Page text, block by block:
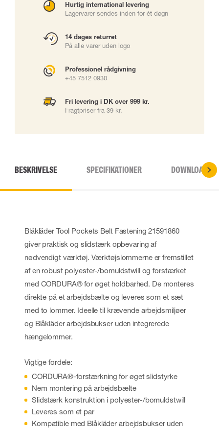
Hurtig international levering
Lagervarer sendes inden for ét døgn
14 dages returret
På alle varer uden logo
Professionel rådgivning
+45 7512 0930
Fri levering i DK over 999 kr.
Fragtpriser fra 39 kr.
BESKRIVELSE SPECIFIKATIONER DOWNLOADS
Blåkläder Tool Pockets Belt Fastening 21591860
giver praktisk og slidstærk opbevaring af
nødvendigt værktøj. Værktøjslommerne er fremstillet
af en robust polyester-/bomuldstwill og forstærket
med CORDURA® for øget holdbarhed. De monteres
direkte på et arbejdsbælte og leveres som et sæt
med to lommer. Ideelle til krævende arbejdsmiljøer
og Blåkläder arbejdsbukser uden integrerede
hængelommer.
Vigtige fordele:
CORDURA®-forstærkning for øget slidstyrke
Nem montering på arbejdsbælte
Slidstærk konstruktion i polyester-/bomuldstwill
Leveres som et par
Kompatible med Blåkläder arbejdsbukser uden